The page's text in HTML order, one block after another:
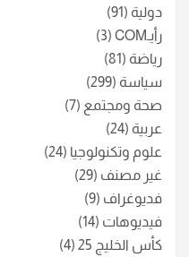
دولية (91)
رأيـCOM
(3)
رياضة (81)
سياسة (299)
صحة ومجتمع (7)
عربية (24)
علوم وتكنولوجيا (24)
غير مصنف (29)
فديوغراف (9)
فيديوهات (14)
كأس الخليج 25
(4)